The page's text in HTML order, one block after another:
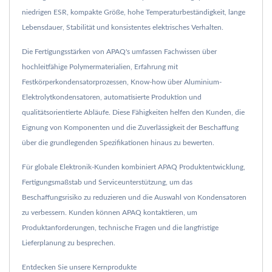
niedrigen ESR, kompakte Größe, hohe Temperaturbeständigkeit, lange
Lebensdauer, Stabilität und konsistentes elektrisches Verhalten.
Die Fertigungsstärken von APAQ's umfassen Fachwissen über
hochleitfähige Polymermaterialien, Erfahrung mit
Festkörperkondensatorprozessen, Know-how über Aluminium-
Elektrolytkondensatoren, automatisierte Produktion und
qualitätsorientierte Abläufe. Diese Fähigkeiten helfen den Kunden, die
Eignung von Komponenten und die Zuverlässigkeit der Beschaffung
über die grundlegenden Spezifikationen hinaus zu bewerten.
Für globale Elektronik-Kunden kombiniert APAQ Produktentwicklung,
Fertigungsmaßstab und Serviceunterstützung, um das
Beschaffungsrisiko zu reduzieren und die Auswahl von Kondensatoren
zu verbessern. Kunden können APAQ kontaktieren, um
Produktanforderungen, technische Fragen und die langfristige
Lieferplanung zu besprechen.
Entdecken Sie unsere Kernprodukte